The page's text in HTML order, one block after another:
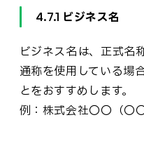
4.7.1 ビジネス名
ビジネス名は、正式名
通称を使用している場
とをおすすめします。
例：株式会社〇〇（〇